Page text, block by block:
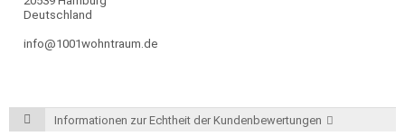
Deutschland
info@1001wohntraum.de
Informationen zur Echtheit der Kundenbewertungen